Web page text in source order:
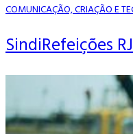
COMUNICAÇÃO, CRIAÇÃO E
SindiRefeições RJ